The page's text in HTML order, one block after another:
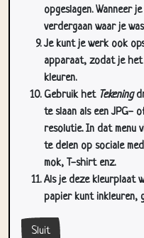
opgeslagen. Wanneer
verdergaan waar je
Je kunt je werk ook
apparaat, zodat je
kleuren.
Gebruik het Tekening
te slaan als een JPG-
resolutie. In dat menu
te delen op sociale
mok, T-shirt enz.
Als je deze kleurplaat
papier kunt inkleuren,
Sluit